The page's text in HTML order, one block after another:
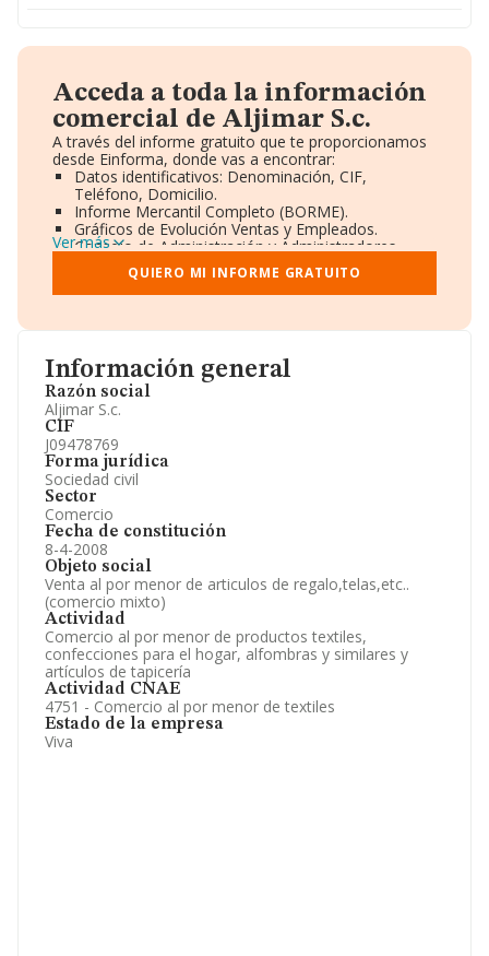
Información general
Razón social
Aljimar S.c.
CIF
J09478769
Forma jurídica
Sociedad civil
Sector
Comercio
Fecha de constitución
8-4-2008
Objeto social
Venta al por menor de articulos de regalo,telas,etc..
(comercio mixto)
Actividad
Comercio al por menor de productos textiles,
confecciones para el hogar, alfombras y similares y
artículos de tapicería
Actividad CNAE
4751 - Comercio al por menor de textiles
Estado de la empresa
Viva
Acceda a toda la información
comercial de Aljimar S.c.
A través del informe gratuito que te proporcionamos
desde Einforma, donde vas a encontrar:
Datos identificativos: Denominación, CIF,
Teléfono, Domicilio.
Informe Mercantil Completo (BORME).
Gráficos de Evolución Ventas y Empleados.
Consejo de Administración y Administradores.
Directivos y Ejecutivos.
Accionistas.
Participaciones y Vinculaciones en otras empresas.
Información oficial y registral complementaria.
Ver más
QUIERO MI INFORME GRATUITO